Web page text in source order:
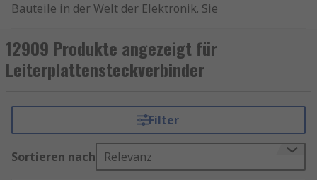
Bauteile in der Welt der Elektronik. Sie
Komponenten und gewährleisten die
reibungslose Übertragung von Daten und
Energie in einer Vielzahl von Geräten und
die unscheinbaren Helden, die elektronische
Geräte zum Leben erwecken. Sie ermöglichen die
nahtlose Kommunikation zwischen
verschiedenen Komponenten und sind von
12909 Produkte angezeigt für
Leiterplattensteckverbinder
Filter
Sortieren nach Relevanz